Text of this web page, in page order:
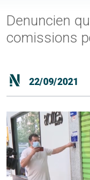
Denuncien
comissions
22/09/2021